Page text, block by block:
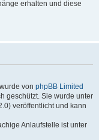
erhalten und diese
von phpBB Limited
geschützt. Sie wurde unter
veröffentlicht und kann
Anlaufstelle ist unter